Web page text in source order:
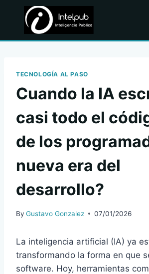
content
TECNOLOGÍA AL PASO
Cuando la IA
casi todo el
de los
nueva era del
desarrollo?
By Gustavo Gonzalez 07/01/2026
La inteligencia artificial (IA) ya
transformando la forma en que
software. Hoy, herramientas